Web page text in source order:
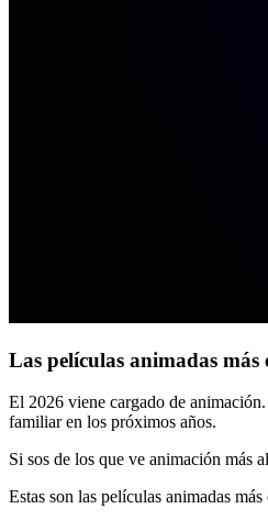
Las películas animadas más
El 2026 viene cargado de
familiar en los próximos años.
Si sos de los que ve animación más
Estas son las películas animadas